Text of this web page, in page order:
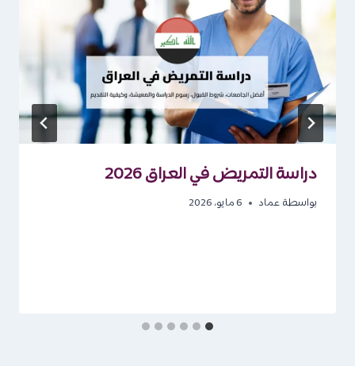
دراسة التمريض في العراق 2026
بواسطة عماد 6 مايو، 2026